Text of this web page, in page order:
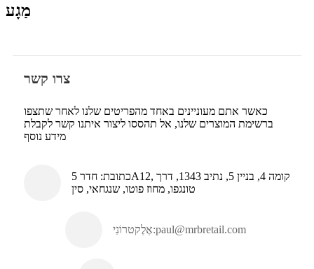
מַגָע
צרו קשר
כאשר אתם מעוניינים באחד מהפריטים שלנו לאחר שתצפו
ברשימת המוצרים שלנו, אל תהססו ליצור איתנו קשר לקבלת
מידע נוסף
כתובת: חדר 5A12, קומה 4, בניין 5, נתיב 1343, דרך
טונגפו, מחוז פוטו, שנגחאי, סין
אֶלֶקטרוֹנִי:paul@mrbretail.com